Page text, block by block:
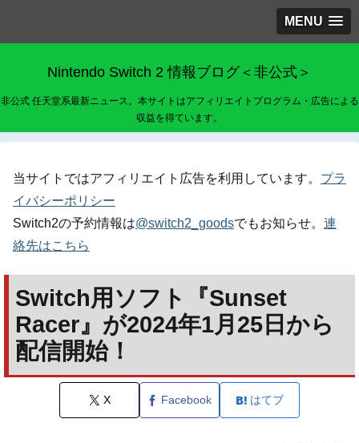
MENU
Nintendo Switch 2 情報ブログ＜非公式＞
非公式 任天堂系最新ニュース。本サイトはアフィリエイトプログラム・広告による
収益を得ています。
当サイトではアフィリエイト広告を利用しています。 プラ
イバシーポリシー
Switch2の予約情報は@switch2_goodsでもお知らせ。 連
絡先はこちら
Switch用ソフト『Sunset
Racer』が2024年1月25日から
配信開始！
X Facebook はてブ